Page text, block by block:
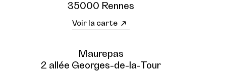
35000 Rennes
Voir la carte
Maurepas
2 allée Georges-de-la-Tour